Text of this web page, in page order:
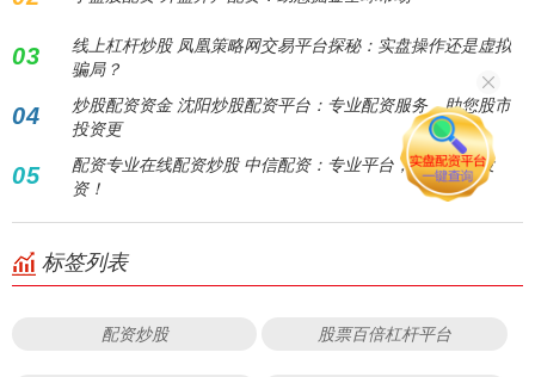
03
线上杠杆炒股 凤凰策略网交易平台探秘：实盘操作还是虚拟
骗局？
04
炒股配资资金 沈阳炒股配资平台：专业配资服务，助您股市
投资更
05
配资专业在线配资炒股 中信配资：专业平台，助您轻松投
资！
标签列表
配资炒股 股票百倍杠杆平台